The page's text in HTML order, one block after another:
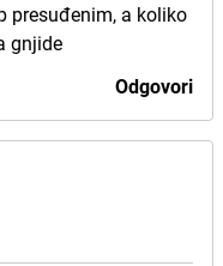
presuđenim, a koliko
gnjide
Odgovori